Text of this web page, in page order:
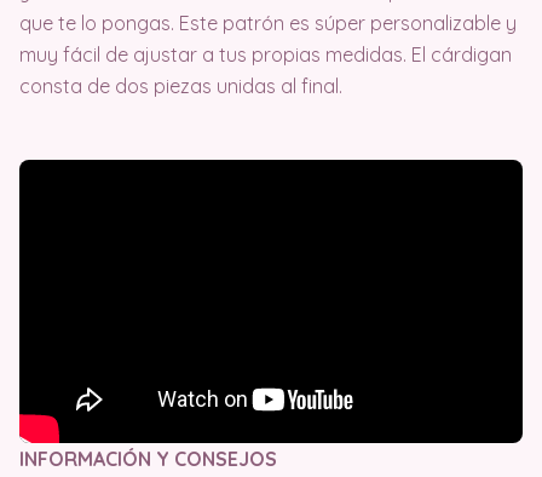
que te lo pongas. Este patrón es súper personalizable y
muy fácil de ajustar a tus propias medidas. El cárdigan
consta de dos piezas unidas al final.
INFORMACIÓN Y CONSEJOS